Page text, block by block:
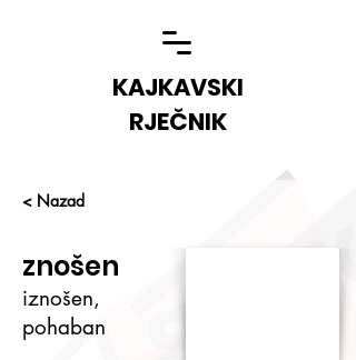
KAJKAVSKI
RJEČNIK
< Nazad
znošen
iznošen,
pohaban